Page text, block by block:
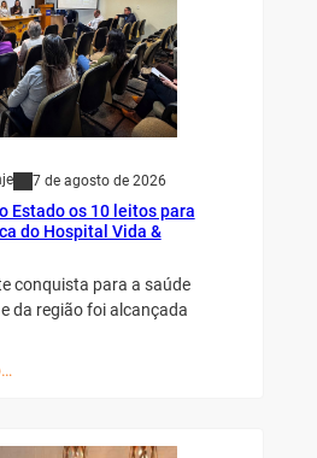
7 de agosto de 2026
Estado os 10 leitos para
do Hospital Vida &
conquista para a saúde
da região foi alcançada